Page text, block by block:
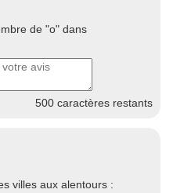
de "o" dans
500 caractères restants
villes aux alentours :